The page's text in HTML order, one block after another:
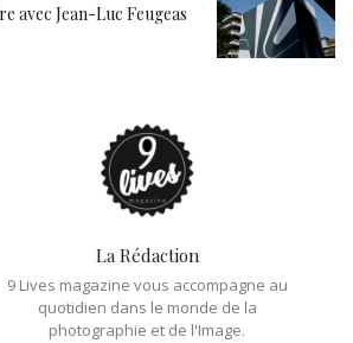
avec Jean-Luc Feugeas
La Rédaction
9 Lives magazine vous accompagne au
quotidien dans le monde de la
photographie et de l'Image.